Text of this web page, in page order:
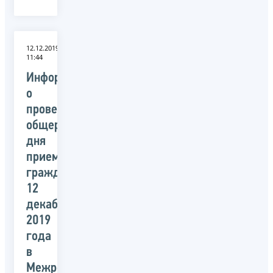
12.12.2019
11:44
Информация
о
проведении
общероссийского
дня
приема
граждан
12
декабря
2019
года
в
Межрегиональной